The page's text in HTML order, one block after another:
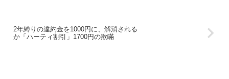
2年縛りの違約金を1000円に、解消される
か「ハーティ割引」1700円の欺瞞